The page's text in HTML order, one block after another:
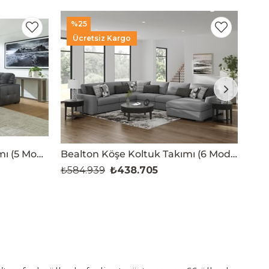
Brindley Köşe Koltuk Takımı (5 Modül)
Bealton Köşe Koltuk Takımı (6 Modül)
₺438.705
₺584.939
Ücretsiz Kargo
%25